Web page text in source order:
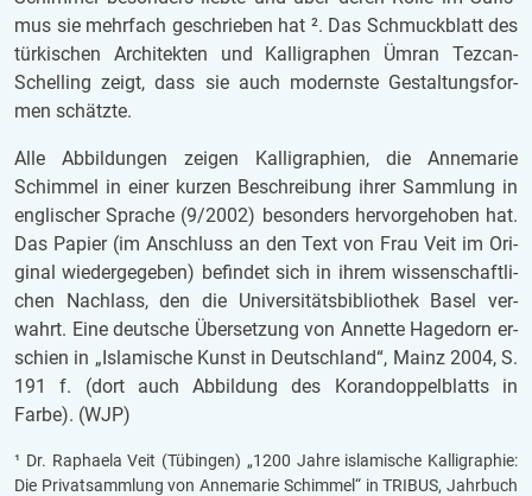
mus sie mehr­fach ge­schrie­ben hat ². Das Schmuck­blatt des
tür­ki­schen Ar­chi­tek­ten und Kal­li­gra­phen Ümran Tezcan-
Schel­ling zeigt, dass sie auch mo­derns­te Ge­stal­tungs­for­
men schätz­te.
Alle Ab­bil­dun­gen zei­gen Kal­li­gra­phien, die An­ne­ma­rie
Schim­mel in einer kur­zen Be­schrei­bung ihrer Samm­lung in
eng­li­scher Spra­che (9/2002) be­son­ders her­vor­ge­ho­ben hat.
Das Pa­pier (im An­schluss an den Text von Frau Veit im Ori­
gi­nal wie­der­ge­ge­ben) be­fin­det sich in ihrem wis­sen­schaft­li­
chen Nach­lass, den die Uni­ver­si­täts­bi­blio­thek Basel ver­
wahrt. Eine deut­sche Über­set­zung von An­net­te Ha­ge­dorn er­
schien in „Is­la­mi­sche Kunst in Deutsch­land“, Mainz 2004, S.
191 f. (dort auch Ab­bil­dung des Ko­ran­dop­pel­blatts in
Farbe). (WJP)
¹ Dr. Ra­pha­e­la Veit (Tü­bin­gen) „1200 Jahre is­la­mi­sche Kal­li­gra­phie:
Die Pri­vat­samm­lung von An­ne­ma­rie Schim­mel“ in TRI­BUS, Jahr­buch